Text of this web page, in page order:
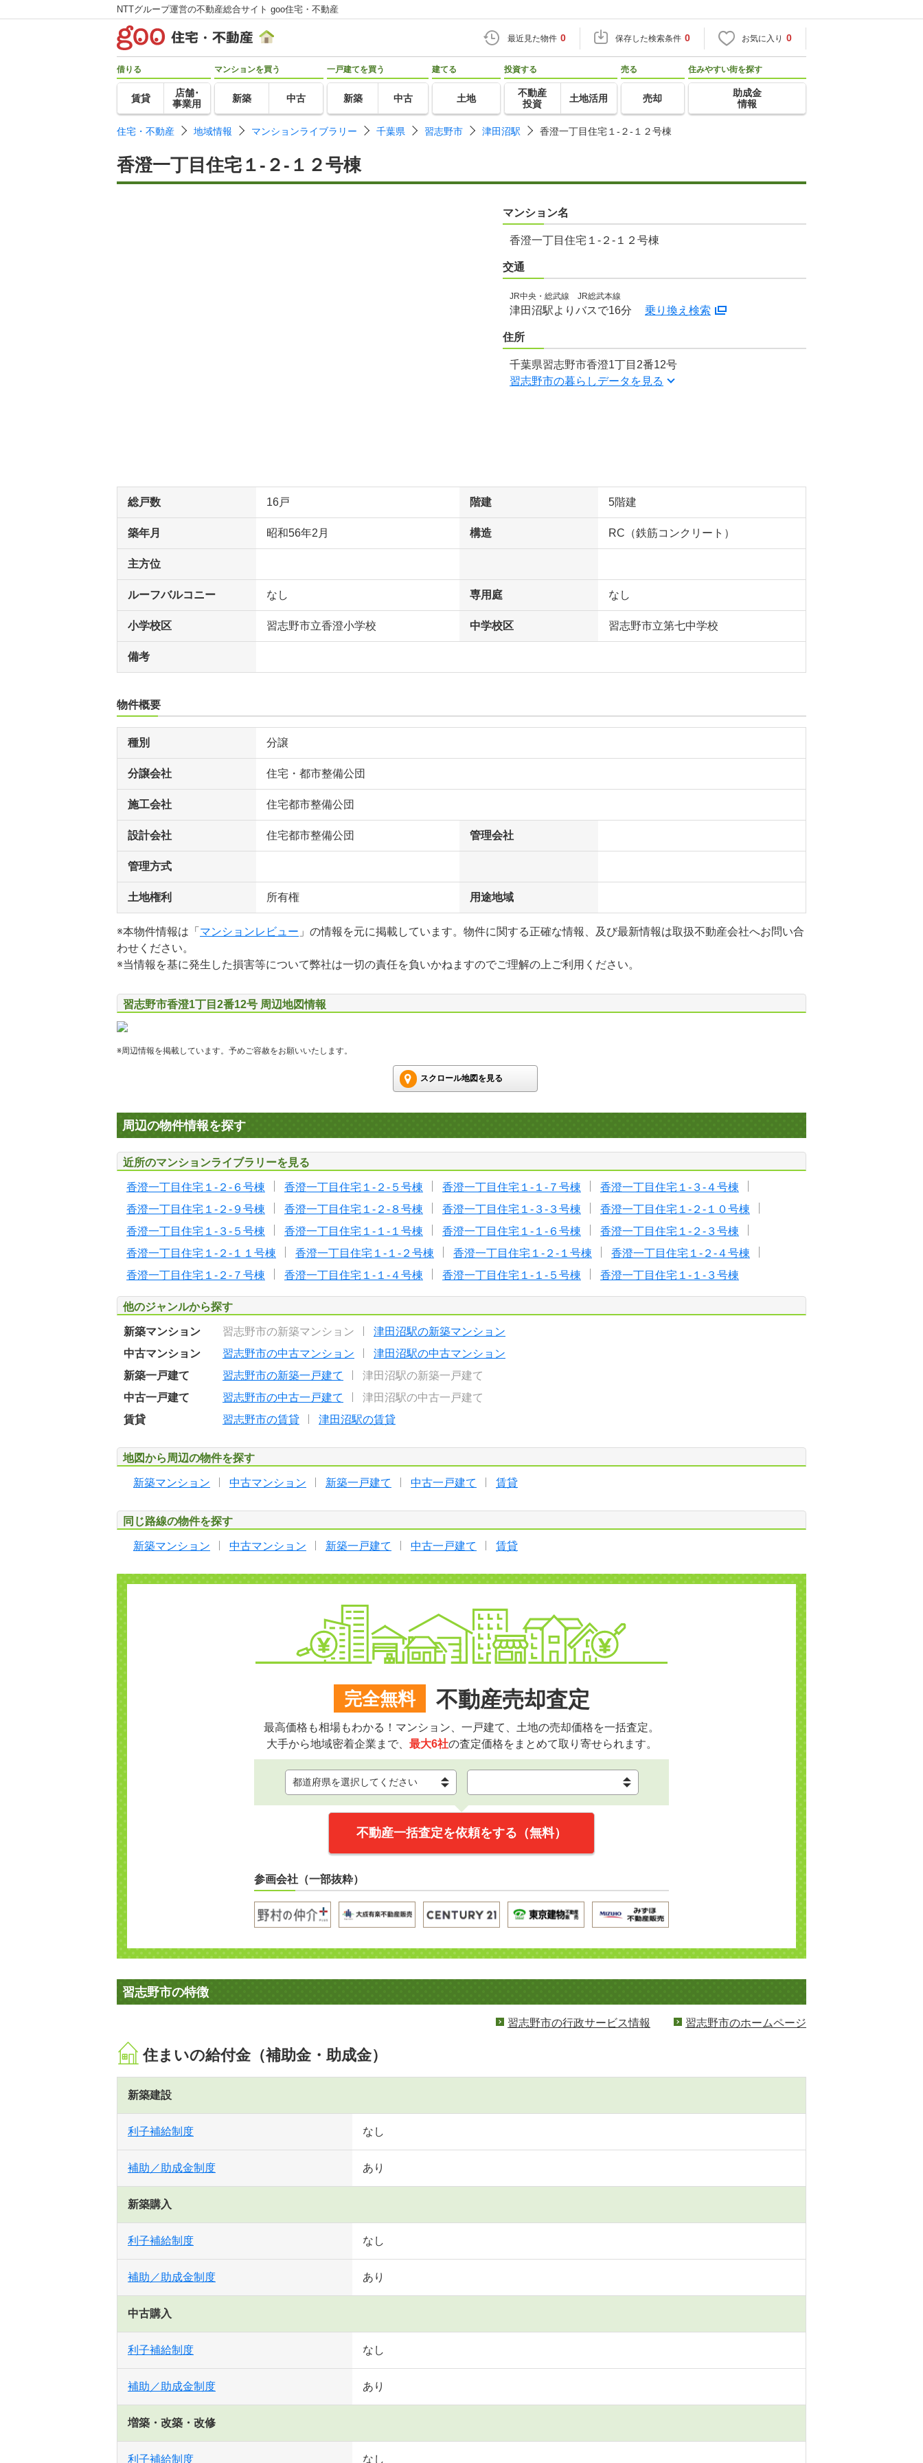
NTTグループ運営の不動産総合サイト goo住宅・不動産
最近見た物件 0 保存した検索条件 0 お気に入り 0
借りる
賃貸
店舗･
事業用
マンションを買う
新築 中古
一戸建てを買う
新築 中古
建てる
土地
投資する
不動産
投資
土地活用
売る
売却
住みやすい街を探す
助成金
情報
住宅・不動産 地域情報 マンションライブラリー 千葉県 習志野市 津田沼駅 香澄一丁目住宅１-２-１２号棟
香澄一丁目住宅１-２-１２号棟
マンション名
香澄一丁目住宅１-２-１２号棟
交通
JR中央・総武線 JR総武本線
津田沼駅よりバスで16分 乗り換え検索
住所
千葉県習志野市香澄1丁目2番12号
習志野市の暮らしデータを見る
総戸数 16戸 階建 5階建
築年月 昭和56年2月 構造 RC（鉄筋コンクリート）
主方位
ルーフバルコニー なし 専用庭 なし
小学校区 習志野市立香澄小学校 中学校区 習志野市立第七中学校
備考
物件概要
種別 分譲
分譲会社 住宅・都市整備公団
施工会社 住宅都市整備公団
設計会社 住宅都市整備公団 管理会社
管理方式
土地権利 所有権 用途地域
※本物件情報は「 マンションレビュー 」の情報を元に掲載しています。物件に関する正確な情報、及び最新情報は取扱不動産会社へお問い合
わせください。
※当情報を基に発生した損害等について弊社は一切の責任を負いかねますのでご理解の上ご利用ください。
習志野市香澄1丁目2番12号 周辺地図情報
※周辺情報を掲載しています。予めご容赦をお願いいたします。
スクロール地図を見る
周辺の物件情報を探す
近所のマンションライブラリーを見る
香澄一丁目住宅１-２-６号棟 香澄一丁目住宅１-２-５号棟 香澄一丁目住宅１-１-７号棟
香澄一丁目住宅１-３-４号棟
香澄一丁目住宅１-２-９号棟
香澄一丁目住宅１-２-８号棟 香澄一丁目住宅１-３-３号棟
香澄一丁目住宅１-２-１０号棟
香澄一丁目住宅１-３-５号棟
香澄一丁目住宅１-１-１号棟 香澄一丁目住宅１-１-６号棟
香澄一丁目住宅１-２-３号棟
香澄一丁目住宅１-２-１１号棟
香澄一丁目住宅１-１-２号棟 香澄一丁目住宅１-２-１号棟
香澄一丁目住宅１-２-４号棟
香澄一丁目住宅１-２-７号棟
香澄一丁目住宅１-１-４号棟 香澄一丁目住宅１-１-５号棟 香澄一丁目住宅１-１-３号棟
他のジャンルから探す
新築マンション 習志野市の新築マンション
津田沼駅の新築マンション
中古マンション
習志野市の中古マンション
津田沼駅の中古マンション
新築一戸建て
習志野市の新築一戸建て
津田沼駅の新築一戸建て
中古一戸建て
習志野市の中古一戸建て
津田沼駅の中古一戸建て
賃貸
習志野市の賃貸 津田沼駅の賃貸
地図から周辺の物件を探す
新築マンション 中古マンション 新築一戸建て 中古一戸建て 賃貸
同じ路線の物件を探す
新築マンション 中古マンション 新築一戸建て 中古一戸建て 賃貸
完全無料 不動産売却査定
最高価格も相場もわかる！マンション、一戸建て、土地の売却価格を一括査定。
大手から地域密着企業まで、 最大6社の査定価格をまとめて取り寄せられます。
不動産一括査定を依頼をする（無料）
参画会社（一部抜粋）
習志野市の特徴
習志野市の行政サービス情報 習志野市のホームページ
住まいの給付金（補助金・助成金）
新築建設
利子補給制度 なし
補助／助成金制度 あり
新築購入
利子補給制度 なし
補助／助成金制度 あり
中古購入
利子補給制度 なし
補助／助成金制度 あり
増築・改築・改修
利子補給制度 なし